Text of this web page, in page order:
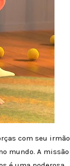
com seu irmão
mundo. A missão